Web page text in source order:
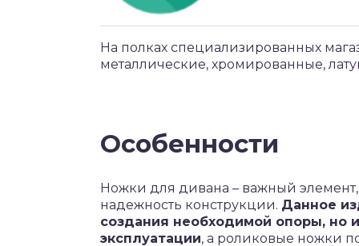
На полках специализированных
металлические, хромированные,
Особенности
Ножки для дивана – важный
надежность конструкции. Данное
создания необходимой опоры, но
эксплуатации, а роликовые ножки